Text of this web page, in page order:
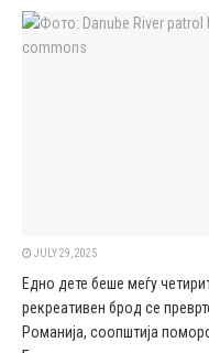
JULY 29, 2025
Едно дете беше меѓу
рекреативен брод се
Романија, соопштија